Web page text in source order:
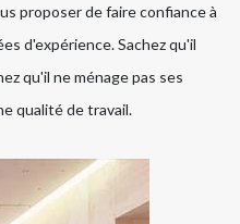
proposer de faire confiance à
d'expérience. Sachez qu'il
qu'il ne ménage pas ses
qualité de travail.